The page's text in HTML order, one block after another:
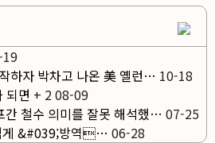
하자 박차고 나온 美 옐런… 10-18
되면 + 208-09
간 철수 의미를 잘못 해석했… 07-25
게 &#039;방역… 06-28